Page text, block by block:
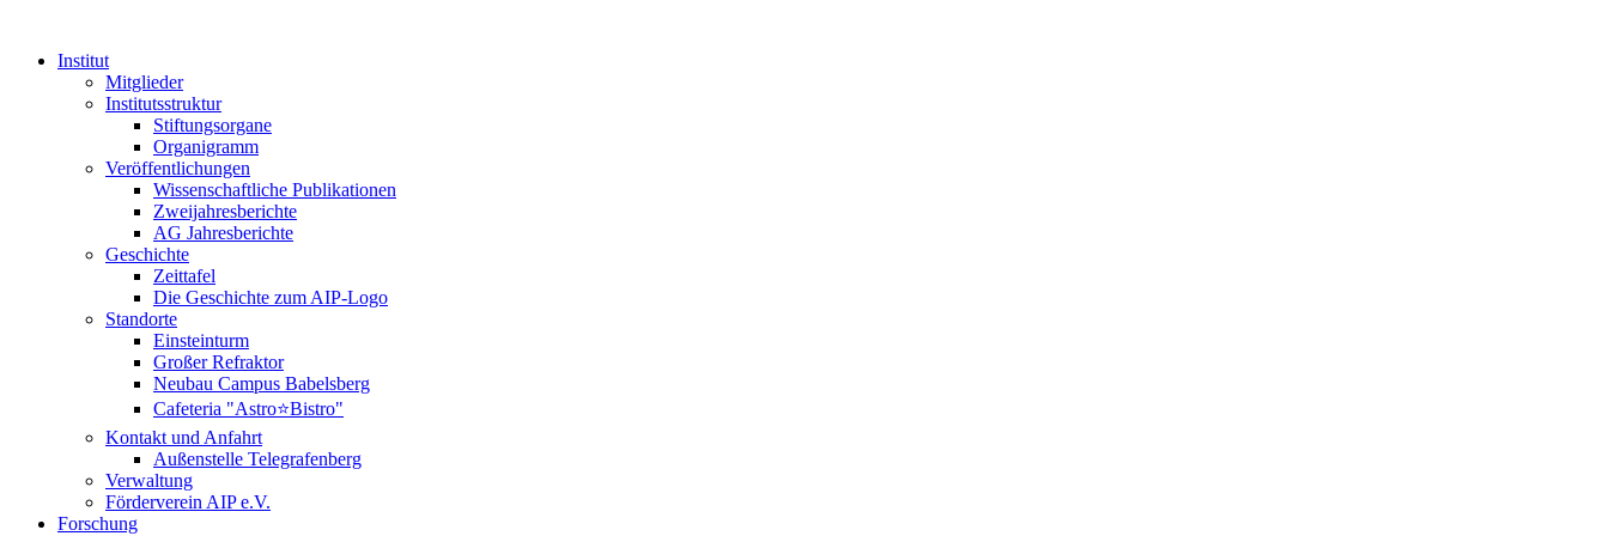
Institut
Mitglieder
Institutsstruktur
Stiftungsorgane
Organigramm
Veröffentlichungen
Wissenschaftliche Publikationen
Zweijahresberichte
AG Jahresberichte
Geschichte
Zeittafel
Die Geschichte zum AIP-Logo
Standorte
Einsteinturm
Großer Refraktor
Neubau Campus Babelsberg
Cafeteria "Astro⭐Bistro"
Kontakt und Anfahrt
Außenstelle Telegrafenberg
Verwaltung
Förderverein AIP e.V.
Forschung